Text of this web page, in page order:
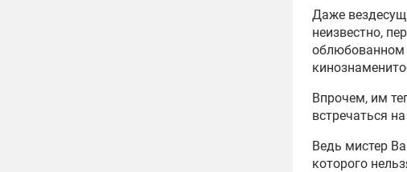
Даже
неизвестно,
облюбованном
Впрочем, им
встречаться
Ведь мистер
которого